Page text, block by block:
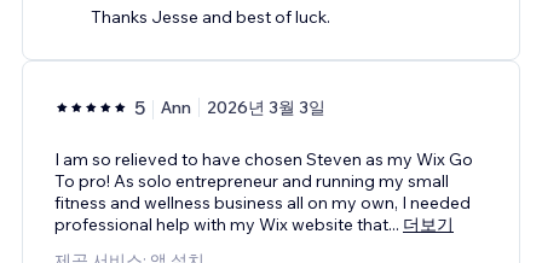
Thanks Jesse and best of luck.
5 Ann 2026년 3월 3일
I am so relieved to have chosen Steven as my Wix Go
To pro! As solo entrepreneur and running my small
fitness and wellness business all on my own, I needed
professional help with my Wix website that... 더보기